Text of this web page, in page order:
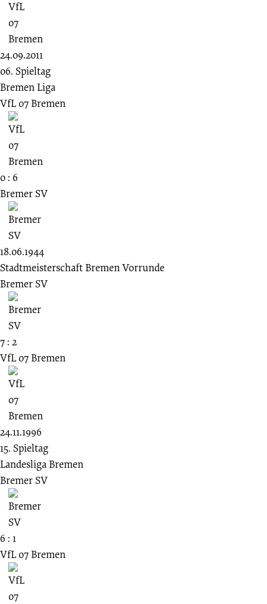
24.09.2011
06. Spieltag
Bremen Liga
VfL 07 Bremen
0 : 6
Bremer SV
18.06.1944
Stadtmeisterschaft Bremen Vorrunde
Bremer SV
7 : 2
VfL 07 Bremen
24.11.1996
15. Spieltag
Landesliga Bremen
Bremer SV
6 : 1
VfL 07 Bremen